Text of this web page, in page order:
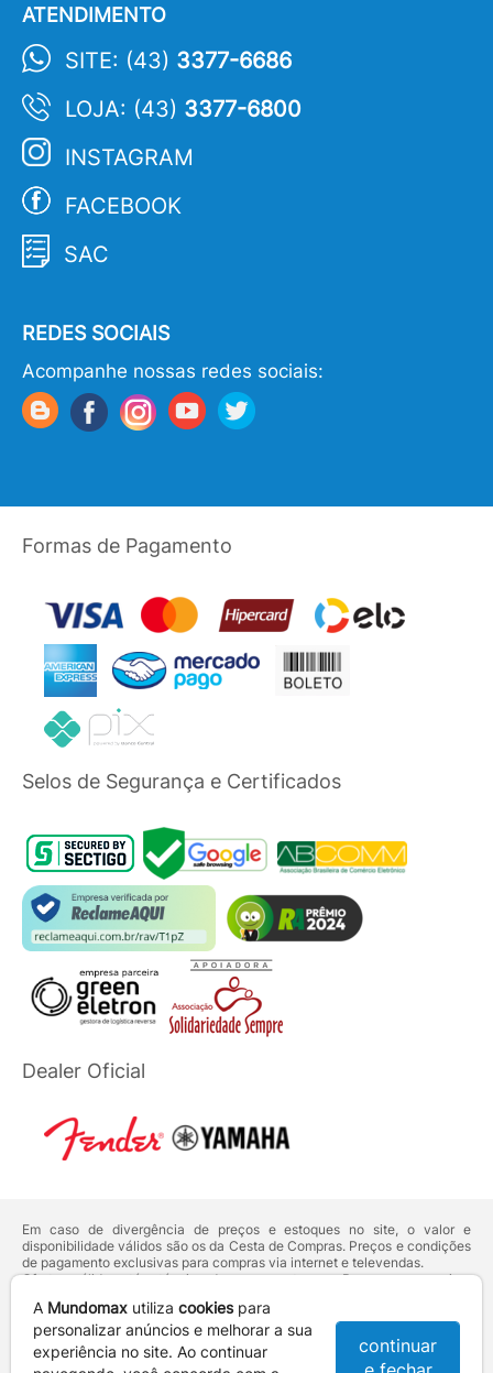
ATENDIMENTO
SITE: (43) 3377-6686
LOJA: (43) 3377-6800
INSTAGRAM
FACEBOOK
SAC
REDES SOCIAIS
Acompanhe nossas redes sociais:
Formas de Pagamento
Selos de Segurança e Certificados
Dealer Oficial
Em caso de divergência de preços e estoques no site, o valor e
disponibilidade válidos são os da Cesta de Compras. Preços e condições
de pagamento exclusivas para compras via internet e televendas.
Ofertas válidas até o término de nossos estoques. Para compras acima
deVenda Corporativa.
Os preços apresentados no site prevalecem sobre outros anunciados em
qualquer outro meio de comunicação ou sites de buscas. Código de
Defesa do Consumidor:Lei nº 8.078.
A Mundomax utiliza cookiespara
personalizar anúncios e melhorar a sua
experiência no site. Ao continuar
continuar